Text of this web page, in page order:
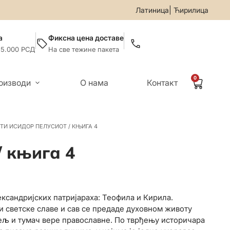
Латиница Ћирилица
• За све информације и помоћ приликом онлајн
5.000 РСД
Фиксна цена доставе
На све тежине пакета
0
О нама Контакт
ИСИДОР ПЕЛУСИОТ / КЊИГА 4
књига 4
патријараха: Теофила и Кирила.
славе и сав се предаде духовном животу
и тумач вере православне. По тврђењу историчара